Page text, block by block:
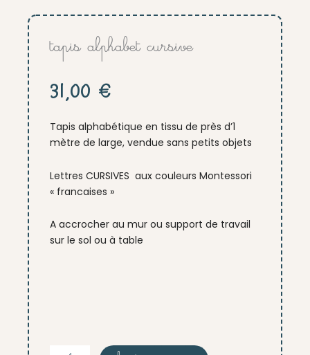
tapis alphabet cursive
31,00 €
Tapis alphabétique en tissu de près d’1
mètre de large, vendue sans petits objets
Lettres CURSIVES aux couleurs Montessori
« francaises »
A accrocher au mur ou support de travail
sur le sol ou à table
quantité